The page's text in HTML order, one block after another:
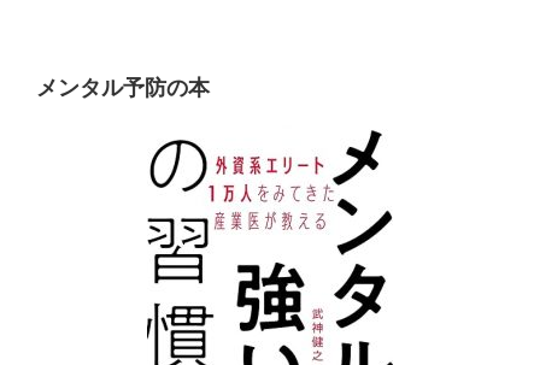
メンタル予防の本